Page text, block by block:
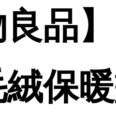
良品
保